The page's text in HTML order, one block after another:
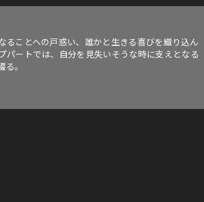
ことへの戸惑い、誰かと生きる喜びを織り込ん
ートでは、自分を見失いそうな時に支えとなる
。